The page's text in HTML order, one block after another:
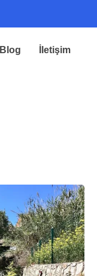
Blog İletişim